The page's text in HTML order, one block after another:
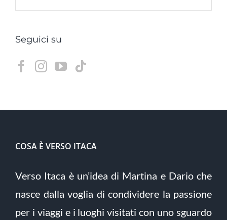
Seguici su
COSA È VERSO ITACA
Verso Itaca è un’idea di Martina e Dario che
nasce dalla voglia di condividere la passione
per i viaggi e i luoghi visitati con uno sguardo